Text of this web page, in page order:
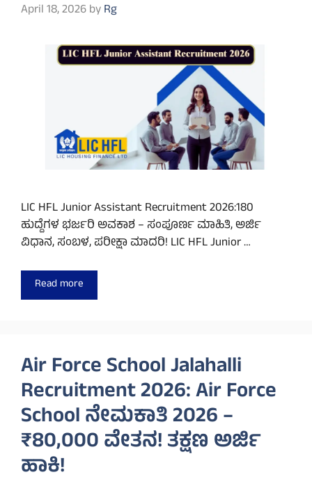
April 18, 2026byRg
LIC HFL Junior Assistant Recruitment 2026:180
ಹುದ್ದೆಗಳ ಭರ್ಜರಿ ಅವಕಾಶ – ಸಂಪೂರ್ಣ ಮಾಹಿತಿ, ಅರ್ಜಿ
ವಿಧಾನ, ಸಂಬಳ, ಪರೀಕ್ಷಾ ಮಾದರಿ! LIC HFL Junior …
Read more
Air Force School Jalahalli
Recruitment 2026: Air Force
School ನೇಮಕಾತಿ 2026 –
₹80,000 ವೇತನ! ತಕ್ಷಣ ಅರ್ಜಿ
ಹಾಕಿ!